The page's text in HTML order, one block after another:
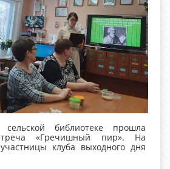
библиотеке прошла
«Гречишный пир». На
клуба выходного дня